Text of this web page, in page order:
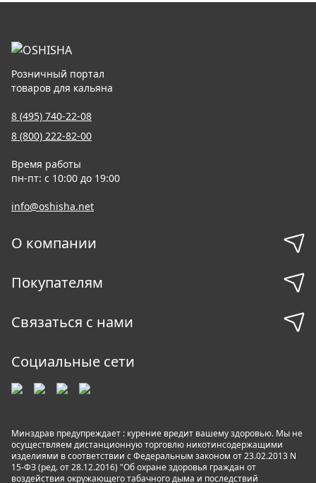
Розничный портал
товаров для кальяна
8 (495) 740-22-08
8 (800) 222-82-00
Время работы
пн-пт: с 10:00 до 19:00
info@oshisha.net
О компании
Покупателям
Связаться с нами
Социальные сети
Минздрав предупреждает : курение вредит вашему здоровью. Мы не
осуществляем дистанционную торговлю никотинсодержащими
изделиями в соответствии с Федеральным законом от 23.02.2013 N
15-ФЗ (ред. от 28.12.2016) "Об охране здоровья граждан от
воздействия окружающего табачного дыма и последствий